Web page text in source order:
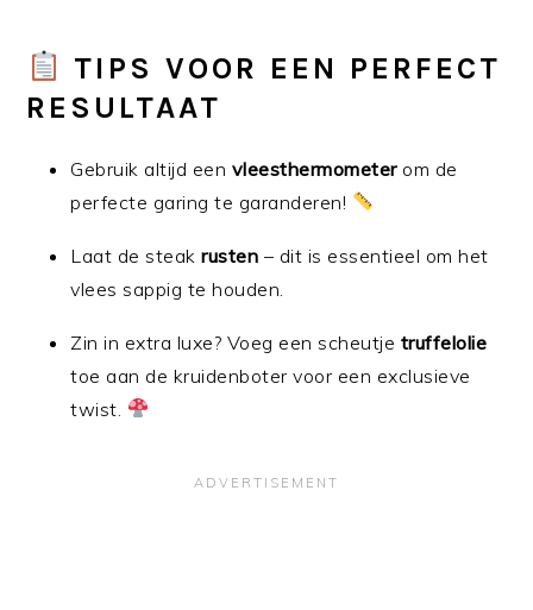
TIPS VOOR EEN PERFECT
RESULTAAT
Gebruik altijd een vleesthermometerom de
perfecte garing te garanderen!
Laat de steakrusten – dit is essentieel om het
vlees sappig te houden.
Zin in extra luxe? Voeg een scheutje truffelolie
toe aan de kruidenboter voor een exclusieve
twist.